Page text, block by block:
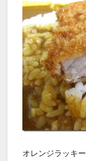
オレンジラッキ